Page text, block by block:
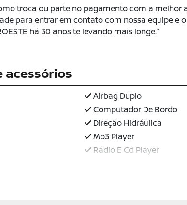
troca ou parte no pagamento com a melhor
para entrar em contato com nossa equipe e
há 30 anos te levando mais longe."
acessórios
Airbag Duplo
Computador De Bordo
Direção Hidráulica
Mp3 Player
Rádio E Cd Player